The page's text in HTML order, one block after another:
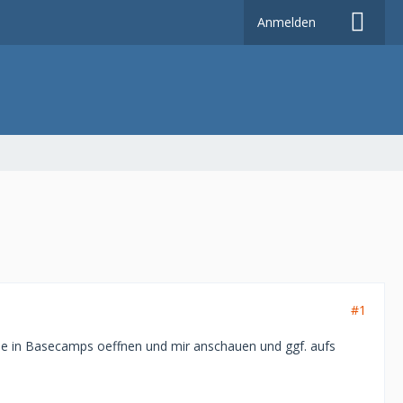
Anmelden
#1
in Basecamps oeffnen und mir anschauen und ggf. aufs